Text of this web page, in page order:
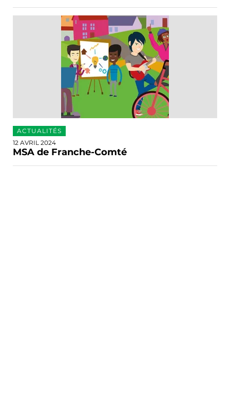
MSA de Franche-Comté
12 AVRIL 2024
ACTUALITÉS